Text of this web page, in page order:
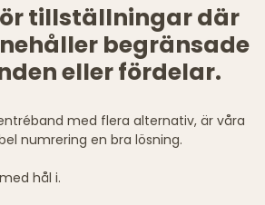
tillställningar där
begränsade
eller fördelar.
med flera alternativ, är våra
numrering en bra lösning.
hål i.